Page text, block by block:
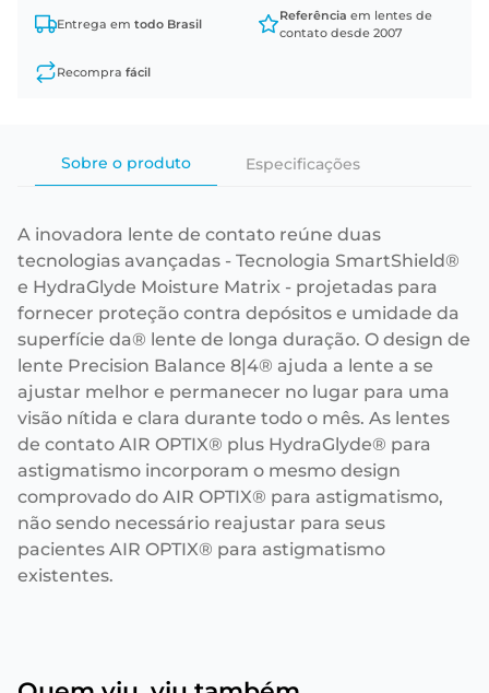
Entrega em todo Brasil
Referência em lentes de
contato desde 2007
Recompra fácil
Sobre o produto Especificações
A inovadora lente de contato reúne duas
tecnologias avançadas - Tecnologia SmartShield®
e HydraGlyde Moisture Matrix - projetadas para
fornecer proteção contra depósitos e umidade da
superfície da® lente de longa duração. O design de
lente Precision Balance 8|4® ajuda a lente a se
ajustar melhor e permanecer no lugar para uma
visão nítida e clara durante todo o mês. As lentes
de contato AIR OPTIX® plus HydraGlyde® para
astigmatismo incorporam o mesmo design
comprovado do AIR OPTIX® para astigmatismo,
não sendo necessário reajustar para seus
pacientes AIR OPTIX® para astigmatismo
existentes.